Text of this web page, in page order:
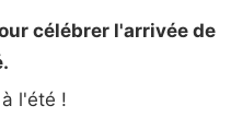
célébrer l'arrivée de
l'été !